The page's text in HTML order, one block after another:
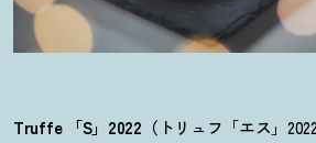
Truffe 「S」2022（ トリュフ「エス」2022